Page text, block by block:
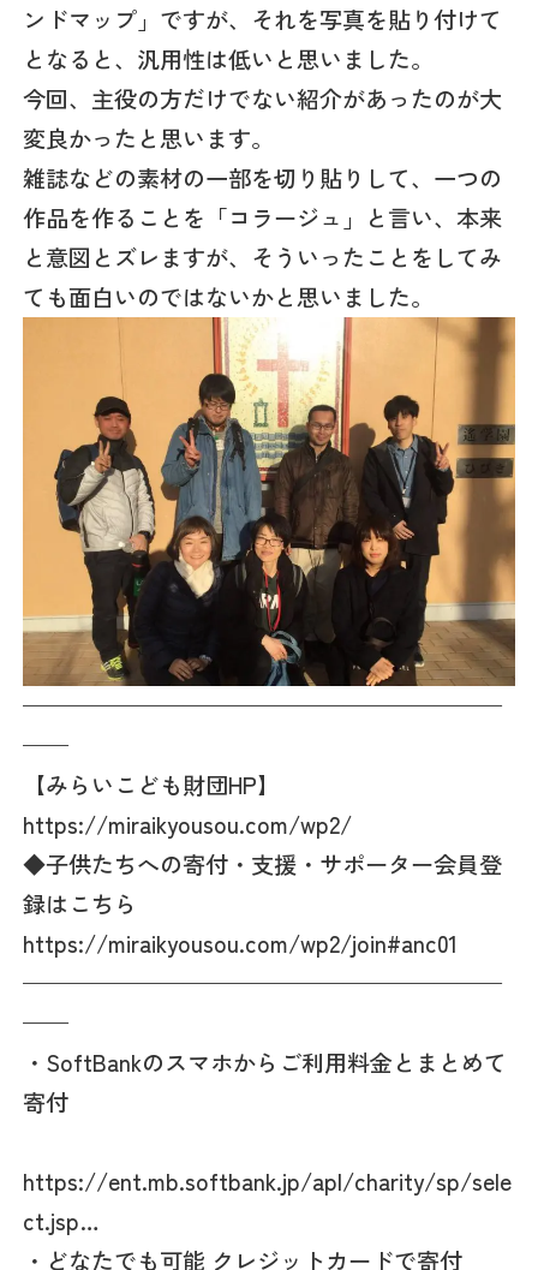
ンドマップ」ですが、それを写真を貼り付けて
となると、汎用性は低いと思いました。
今回、主役の方だけでない紹介があったのが大
変良かったと思います。
雑誌などの素材の一部を切り貼りして、一つの
作品を作ることを「コラージュ」と言い、本来
と意図とズレますが、そういったことをしてみ
ても面白いのではないかと思いました。
—————————————————————
——
【みらいこども財団HP】
https://miraikyousou.com/wp2/
◆子供たちへの寄付・支援・サポーター会員登
録はこちら
https://miraikyousou.com/wp2/join#anc01
—————————————————————
——
・SoftBankのスマホからご利用料金とまとめて
寄付
https://ent.mb.softbank.jp/apl/charity/sp/sele
ct.jsp…
・どなたでも可能 クレジットカードで寄付